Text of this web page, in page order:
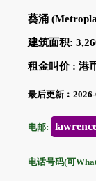
葵涌
建筑面积:
租金叫价 : 港
最后更新
电邮:
电话号码(可